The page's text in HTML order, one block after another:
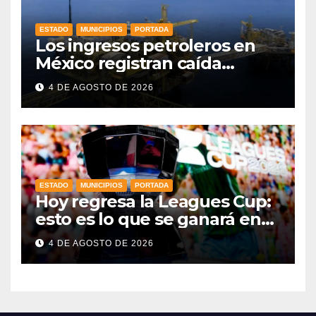
ESTADO MUNICIPIOS PORTADA
Los ingresos petroleros en
México registran caída
drástica en una década
4 DE AGOSTO DE 2026
ESTADO MUNICIPIOS PORTADA
Hoy regresa la Leagues Cup:
esto es lo que se ganará en
esta edición
4 DE AGOSTO DE 2026